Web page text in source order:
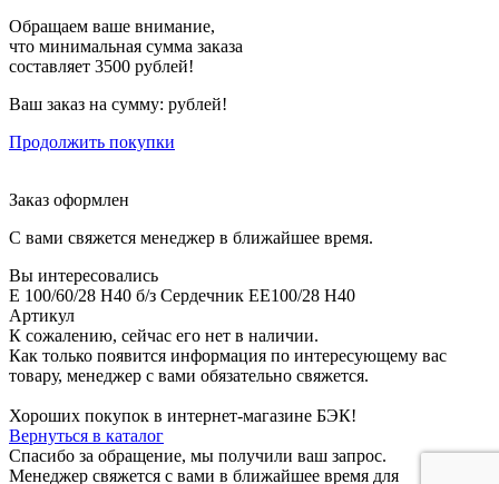
Обращаем ваше внимание,
что минимальная сумма заказа
составляет 3500 рублей!
Ваш заказ на сумму: рублей!
Продолжить покупки
Заказ оформлен
С вами свяжется менеджер в ближайшее время.
Вы интересовались
E 100/60/28 H40 б/з Сердечник EE100/28 H40
Артикул
К сожалению, сейчас его нет в наличии.
Как только появится информация по интересующему вас
товару, менеджер с вами обязательно свяжется.
Хороших покупок в интернет-магазине БЭК!
Вернуться в каталог
Спасибо за обращение, мы получили ваш запрос.
Менеджер свяжется с вами в ближайшее время для